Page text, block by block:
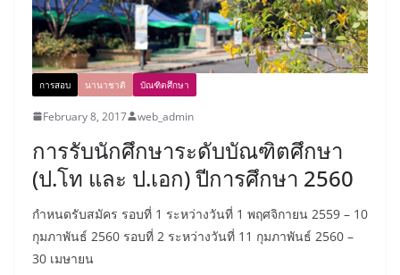
การสอบ นานาชาติ บัณฑิตศึกษา
February 8, 2017 web_admin
การรับนักศึกษาระดับบัณฑิตศึกษา
(ป.โท และ ป.เอก) ปีการศึกษา 2560
กำหนดรับสมัคร รอบที่ 1 ระหว่างวันที่ 1 พฤศจิกายน 2559 – 10
กุมภาพันธ์ 2560 รอบที่ 2 ระหว่างวันที่ 11 กุมภาพันธ์ 2560 –
30 เมษายน